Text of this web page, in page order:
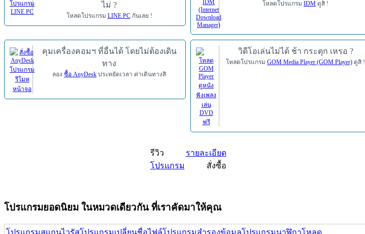
ไม่ ?
โหลดโปรแกรม LINE PCกันเลย !
โหลดโปรแกรม IDM ดูสิ !
คุมเครื่องคอมฯ ที่อื่นได้ โดยไม่ต้องเดิน
ทาง
ลอง ซื้อ AnyDesk ประหยัดเวลา ค่าเดินทางสิ
วิดีโอเล่นไม่ได้ ช้า กระตุก เหรอ ?
โหลดโปรแกรม GOM Media Player (GOM Player) ดูสิ !
รีวิว
รายละเอียด
โปรแกรม
สั่งซื้อ
โปรแกรมยอดนิยม ในหมวดเดียวกัน ที่เราคัดมาให้คุณ